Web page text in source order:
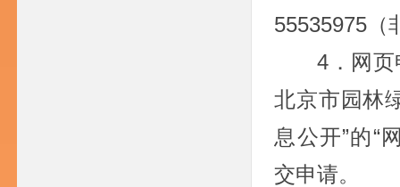
55535975（
4．网
北京市园林
息公开”的“
交申请。